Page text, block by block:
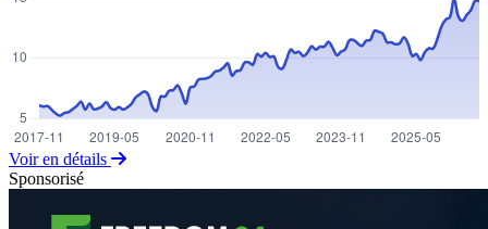
Voir en détails
Sponsorisé